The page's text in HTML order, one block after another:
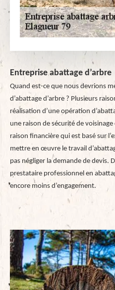
Entreprise abattage d’arbre
Quand est-ce que nous devrions
d’abattage d’arbre ? Plusieurs
réalisation d’une opération
une raison de sécurité de
raison financière qui est basé sur
mettre en œuvre le travail
pas négliger la demande de devis.
prestataire professionnel en
encore moins d’engagement.